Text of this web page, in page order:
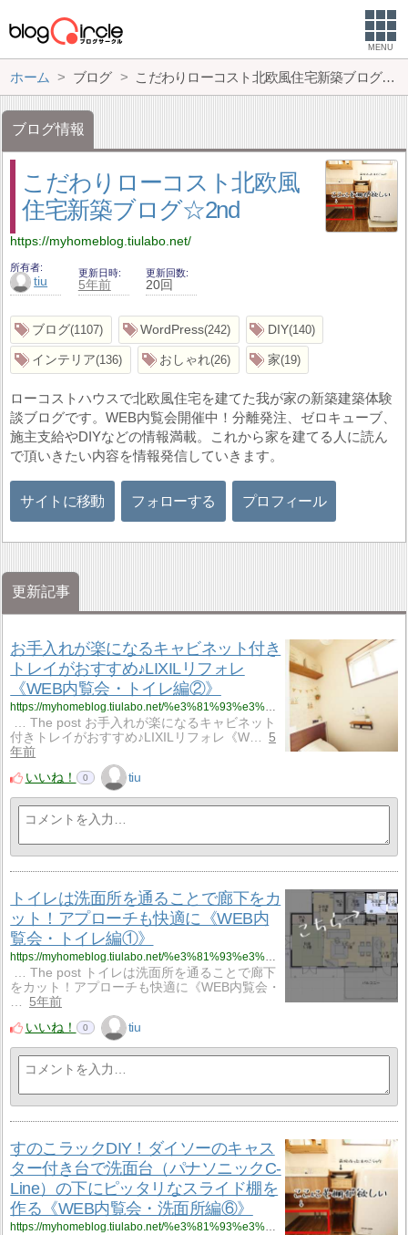
MENU
ホーム ブログ こだわりローコスト北欧風住宅新築ブログ☆2nd
ブログ情報
こだわりローコスト北欧風
住宅新築ブログ☆2nd
https://myhomeblog.tiulabo.net/
所有者
tiu
更新日時
5年前
更新回数
20回
ブログ 1107 WordPress 242 DIY 140
インテリア 136 おしゃれ 26 家 19
ローコストハウスで北欧風住宅を建てた我が家の新築建築体験
談ブログです。WEB内覧会開催中！分離発注、ゼロキューブ、
施主支給やDIYなどの情報満載。これから家を建てる人に読ん
で頂いきたい内容を情報発信していきます。
サイトに移動 フォローする プロフィール
更新記事
お手入れが楽になるキャビネット付き
トレイがおすすめ♪LIXILリフォレ
《WEB内覧会・トイレ編②》
… The post お手入れが楽になるキャビネット
付きトレイがおすすめ♪LIXILリフォレ《W…
5
年前
いいね！
0 tiu
トイレは洗面所を通ることで廊下をカ
ット！アプローチも快適に《WEB内
覧会・トイレ編①》
… The post トイレは洗面所を通ることで廊下
をカット！アプローチも快適に《WEB内覧会・
…
5年前
いいね！
0 tiu
すのこラックDIY！ダイソーのキャス
ター付き台で洗面台（パナソニックC-
Line）の下にピッタリなスライド棚を
作る《WEB内覧会・洗面所編⑥》
https://myhomeblog.tiulabo.net/%e3%81%93%e3%81%a0%e3%82%8f%e3%82%8a%e3%81%8c%e3%81%a4%e3%81%be%e3%81%a3%e3%81%9f%e6%b4%97%e9%9d%a2%e6%89%80%e3%82%92%e3%81%94%e7%b4%b9%e4%bb%8b%ef%bc%81%e6%b4%97%e9%9d%a2%e5%8f%b0%e3%81%af%e3%83%91-6/